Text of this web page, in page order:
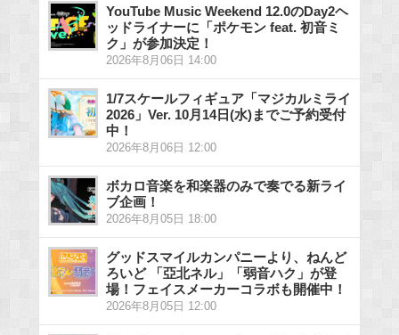
YouTube Music Weekend 12.0のDay2ヘ
ッドライナーに「ポケモン feat. 初音ミ
ク」が参加決定！
2026年8月06日 14:00
1/7スケールフィギュア「マジカルミライ
2026」Ver. 10月14日(水)までご予約受付
中！
2026年8月06日 12:00
ボカロ音楽を和楽器のみで奏でる新ライ
ブ企画！
2026年8月05日 18:00
グッドスマイルカンパニーより、ねんど
ろいど 「亞北ネル」「弱音ハク」が登
場！フェイスメーカーコラボも開催中！
2026年8月05日 12:00